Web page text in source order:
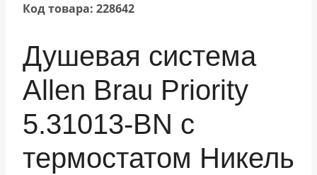
Код товара: 228642
Душевая система
Allen Brau Priority
5.31013-BN с
термостатом Никель